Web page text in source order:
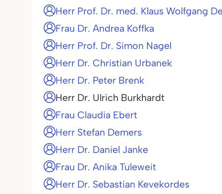
Herr Prof. Dr. med. Klaus Wolfgang
Frau Dr. Andrea Koffka
Herr Prof. Dr. Simon Nagel
Herr Dr. Christian Urbanek
Herr Dr. Peter Brenk
Herr Dr. Ulrich Burkhardt
Frau Claudia Ebert
Herr Stefan Demers
Herr Dr. Daniel Janke
Frau Dr. Anika Tuleweit
Herr Dr. Sebastian Kevekordes